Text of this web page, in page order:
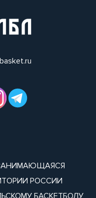
РОССИИ
БАСКЕТБОЛУ